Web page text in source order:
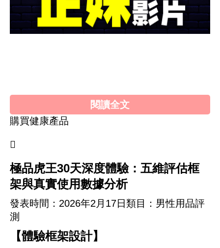
閱讀全文
購買健康產品

極品虎王30天深度體驗：五維評估框
架與真實使用數據分析
發表時間： 2026年2月17日 類目：男性用品評
測
【體驗框架設計】